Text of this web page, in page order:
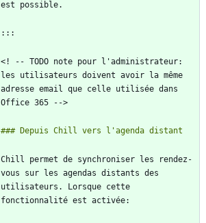
<! -- TODO note pour l'administrateur:
les utilisateurs doivent avoir la même
adresse email que celle utilisée dans
Chill permet de synchroniser les rendez-
vous sur les agendas distants des
utilisateurs. Lorsque cette